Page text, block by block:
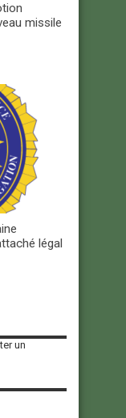
missile
légal
un